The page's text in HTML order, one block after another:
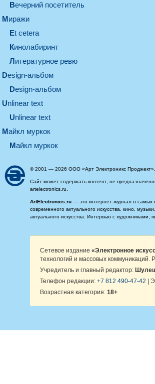
вечерний посетитель
миражи
et cetera
кинолабиринт
литературное ревю
design-альбом
design-альбом
unlinear text
Unlinear text
майкл муркок
майкл муркок
© 2001 — 2026 ООО «Арт Электроникс
Сайт может содержать контент, не
artelectronics.ru.
ArtElectronics.ru — это интернет-журнал о самых
современного актуального искусства, кино,
актуального искусства. Интервью с художниками,
Сетевое издание «Электронное
технологий и массовых
Учредитель и главный редактор:
Телефон редакции: +7 812 490-47-42 |
Возрастная категория: 18+